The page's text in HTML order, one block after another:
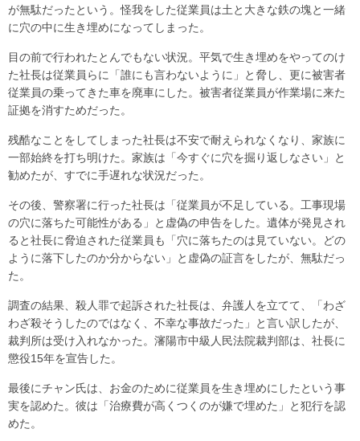
が無駄だったという。怪我をした従業員は土と大きな鉄の塊と一緒
に穴の中に生き埋めになってしまった。
目の前で行われたとんでもない状況。平気で生き埋めをやってのけ
た社長は従業員らに「誰にも言わないように」と脅し、更に被害者
従業員の乗ってきた車を廃車にした。被害者従業員が作業場に来た
証拠を消すためだった。
残酷なことをしてしまった社長は不安で耐えられなくなり、家族に
一部始終を打ち明けた。家族は「今すぐに穴を掘り返しなさい」と
勧めたが、すでに手遅れな状況だった。
その後、警察署に行った社長は「従業員が不足している。工事現場
の穴に落ちた可能性がある」と虚偽の申告をした。遺体が発見され
ると社長に脅迫された従業員も「穴に落ちたのは見ていない。どの
ように落下したのか分からない」と虚偽の証言をしたが、無駄だっ
た。
調査の結果、殺人罪で起訴された社長は、弁護人を立てて、「わざ
わざ殺そうしたのではなく、不幸な事故だった」と言い訳したが、
裁判所は受け入れなかった。瀋陽市中級人民法院裁判部は、社長に
懲役15年を宣告した。
最後にチャン氏は、お金のために従業員を生き埋めにしたという事
実を認めた。彼は「治療費が高くつくのが嫌で埋めた」と犯行を認
めた。